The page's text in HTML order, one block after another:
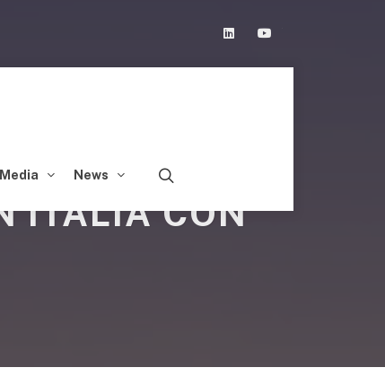
Linkedin
Media News
ITALIA CON